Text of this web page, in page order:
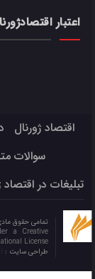
اعتبار
اقتصاد ژورنال
سوالات
تبلیغات در اقتصاد
تمامی حقوق
a Creative
License ©️
طراحی سایت :